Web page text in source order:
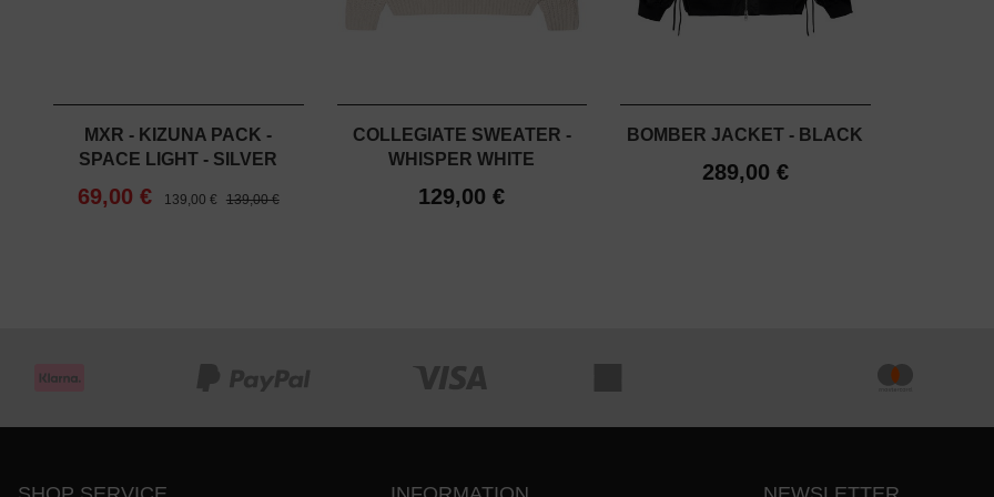
MXR - KIZUNA PACK -
SPACE LIGHT - SILVER
69,00 € 139,00 € 139,00 €
COLLEGIATE SWEATER -
WHISPER WHITE
129,00 €
BOMBER JACKET - BLACK
289,00 €